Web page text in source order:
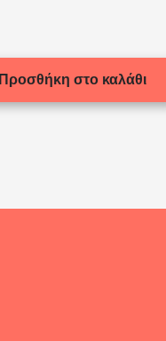
Προσθήκη στο καλάθι